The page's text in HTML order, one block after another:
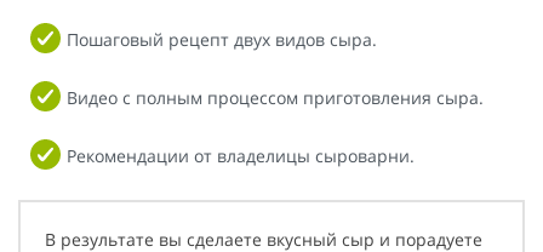
Пошаговый рецепт двух видов сыра.
Видео с полным процессом приготовления сыра.
Рекомендации от владелицы сыроварни.
В результате вы сделаете вкусный сыр и порадуете